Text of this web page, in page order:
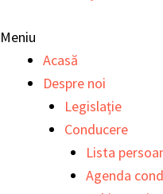
Meniu
Acasă
Despre noi
Legislație
Conducere
Lista
Agenda